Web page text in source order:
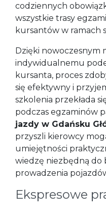
codziennych
wszystkie trasy
kursantów w ramach
Dzięki nowoczesnym
indywidualnemu
kursanta, proces
się efektywny i
szkolenia przekłada
podczas egzaminów
jazdy w Gdańsku
przyszli kierowcy
umiejętności
wiedzę niezbędną do
prowadzenia
Ekspresowe